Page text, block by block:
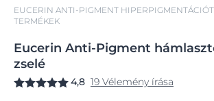
EUCERIN ANTI-PIGMENT
TERMÉKEK
Eucerin Anti-Pigment
zselé
4,8 19 Vélemény írása